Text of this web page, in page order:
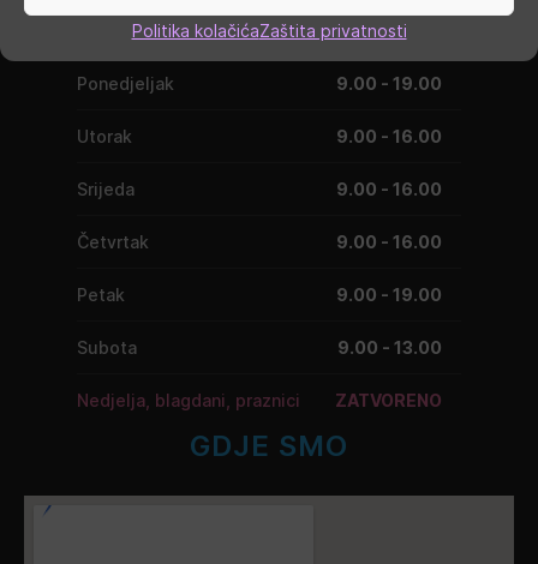
Politika kolačićaZaštita privatnosti
RADNO VRIJEME
Ponedjeljak 9.00 - 19.00
Utorak 9.00 - 16.00
Srijeda 9.00 - 16.00
Četvrtak 9.00 - 16.00
Petak 9.00 - 19.00
Subota 9.00 - 13.00
Nedjelja, blagdani, praznici ZATVORENO
GDJE SMO